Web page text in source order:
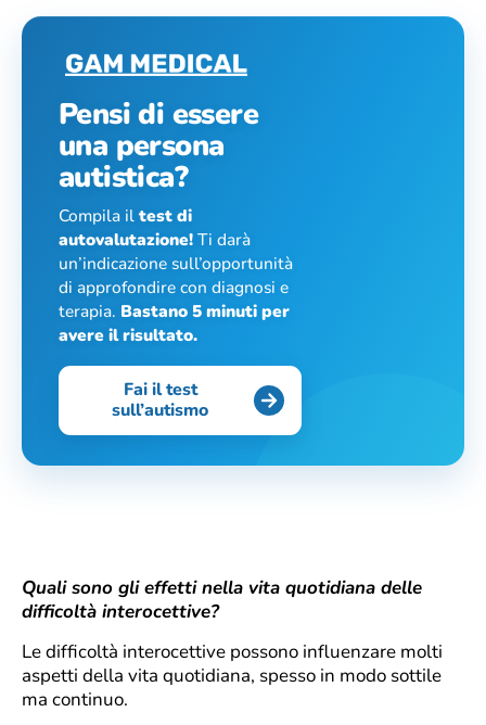
Pensi di essere
una persona
autistica?
Compila iltest di
autovalutazione!Ti darà
un’indicazione sull’opportunità
di approfondire con diagnosi e
terapia. Bastano 5 minuti per
avere il risultato.
Fai il test
sull’autismo
Quali sono gli effetti nella vita quotidiana delle
difficoltà interocettive?
Le difficoltà interocettive possono influenzare molti
aspetti della vita quotidiana, spesso in modo sottile
ma continuo.